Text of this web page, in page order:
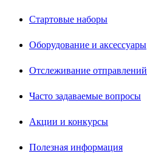
Стартовые наборы
Оборудование и аксессуары
Отслеживание отправлений
Часто задаваемые вопросы
Акции и конкурсы
Полезная информация